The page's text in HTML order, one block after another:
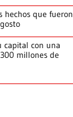
hechos que fueron
capital con una
millones de